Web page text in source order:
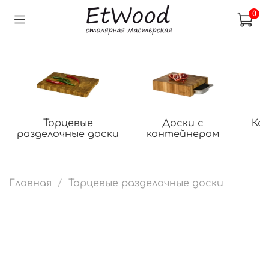
0
Торцевые
разделочные доски
Доски с
контейнером
Главная Торцевые разделочные доски